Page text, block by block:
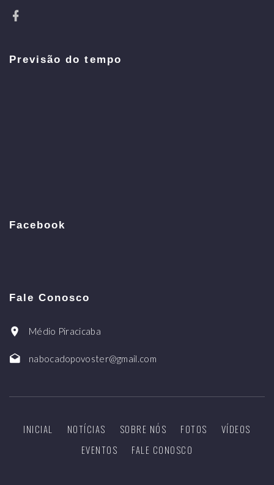
Previsão do tempo
Facebook
Fale Conosco
Médio Piracicaba
nabocadopovoster@gmail.com
INICIAL NOTÍCIAS SOBRE NÓS FOTOS
VÍDEOS
EVENTOS
FALE CONOSCO